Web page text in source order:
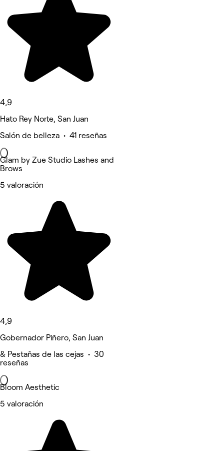
4,9
Hato Rey Norte, San Juan
Salón de belleza • 41 reseñas
Glam by Zue Studio Lashes and
Brows
5 valoración
4,9
Gobernador Piñero, San Juan
& Pestañas de las cejas • 30
reseñas
Bloom Aesthetic
5 valoración